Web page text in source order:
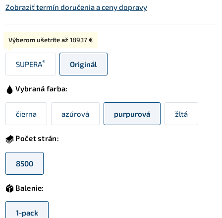
Zobraziť termín doručenia a ceny dopravy
Typ:
SUPERA®
Výberom ušetríte až189,17 €
Originál
Vybraná farba:
čierna azúrová purpurová žltá
Počet strán:
8500
Balenie:
1-pack